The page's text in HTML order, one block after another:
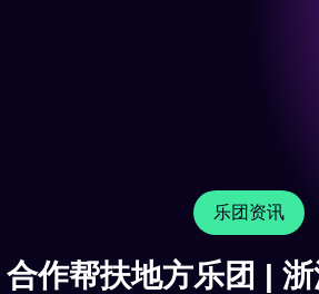
乐团资讯
合作帮扶地方乐团 |